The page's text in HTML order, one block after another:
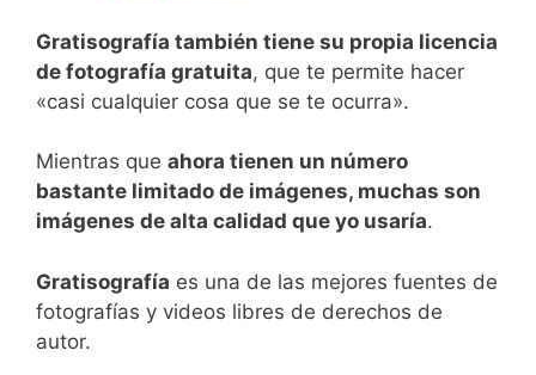
Gratisografía también tiene su propia licencia
de fotografía gratuita, que te permite hacer
«casi cualquier cosa que se te ocurra».
Mientras que ahora tienen un número
bastante limitado de imágenes, muchas son
imágenes de alta calidad que yo usaría.
Gratisografía es una de las mejores fuentes de
fotografías y videos libres de derechos de
autor.